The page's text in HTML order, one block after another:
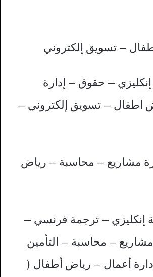
– تسويق إلكتروني
– حقوق – إدارة
اطفال – تسويق إلكتروني –
مشاريع – محاسبة – رياض
إنكليزي – ترجمة فرنسي –
– محاسبة – التأمين
أعمال – رياض أطفال (